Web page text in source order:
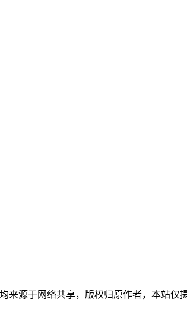
源于网络共享，版权归原作者，本站仅